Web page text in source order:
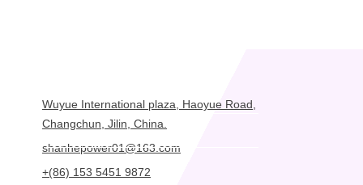
Wuyue International plaza, Haoyue Road,
Changchun, Jilin, China.
shanhepower01@163.com
+(86) 153 5451 9872